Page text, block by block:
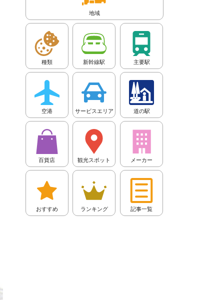
地域
種類 新幹線駅 主要駅
空港 サービスエリア 道の駅
百貨店 観光スポット メーカー
おすすめ ランキング 記事一覧